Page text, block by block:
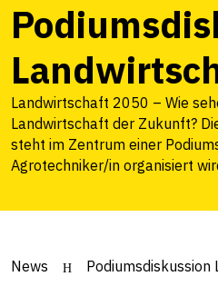
Landwirtschaft 2050 – Wie
Landwirtschaft der Zukunft?
steht im Zentrum einer
Agrotechniker/in organisiert
News